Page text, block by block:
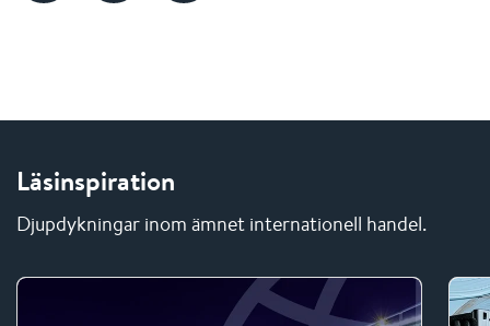
Läsinspiration
Djupdykningar inom ämnet internationell handel.